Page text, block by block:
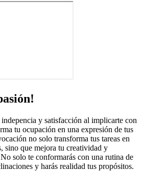
y satisfacción al implicarte con
tu ocupación en una expresión de tus
no solo transforma tus tareas en
sino que mejora tu creatividad y
solo te conformarás con una rutina de
y harás realidad tus propósitos.